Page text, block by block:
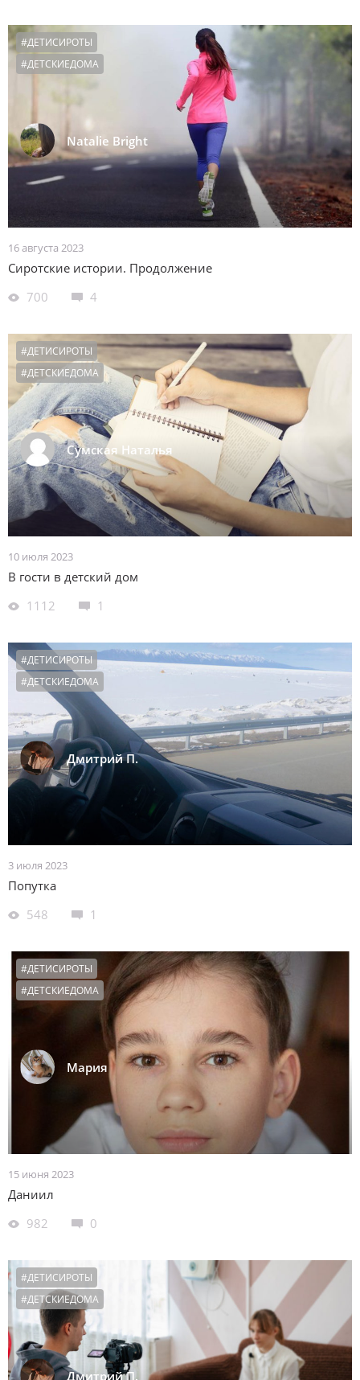
Natalie Bright
#ДЕТИСИРОТЫ
#ДЕТСКИЕДОМА
16 августа 2023
Сиротские истории. Продолжение
700
4
Сумская Наталья
#ДЕТИСИРОТЫ
#ДЕТСКИЕДОМА
10 июля 2023
В гости в детский дом
1112
1
Дмитрий П.
#ДЕТИСИРОТЫ
#ДЕТСКИЕДОМА
3 июля 2023
Попутка
548
1
Мария
#ДЕТИСИРОТЫ
#ДЕТСКИЕДОМА
15 июня 2023
Даниил
982
0
Дмитрий П.
#ДЕТИСИРОТЫ
#ДЕТСКИЕДОМА